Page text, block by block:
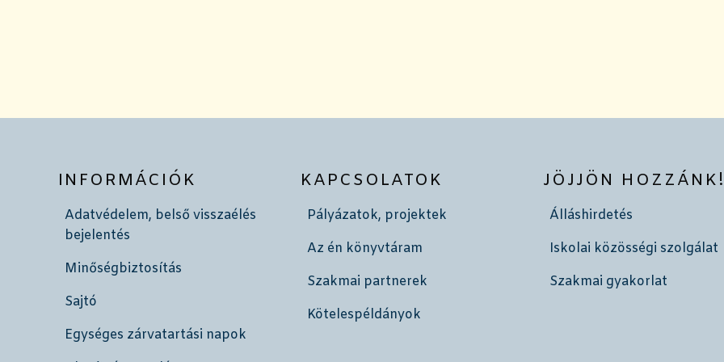
INFORMÁCIÓK
Adatvédelem, belső visszaélés
bejelentés
Minőségbiztosítás
Sajtó
Egységes zárvatartási napok
KAPCSOLATOK
Pályázatok, projektek
Az én könyvtáram
Szakmai partnerek
Kötelespéldányok
JÖJJÖN
Álláshirdetés
Iskolai közösségi szolgálat
Szakmai gyakorlat